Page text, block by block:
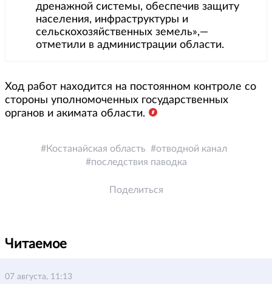
дренажной системы, обеспечив защиту
населения, инфраструктуры и
сельскохозяйственных земель»,—
отметили в администрации области.
Ход работ находится на постоянном контроле со
стороны уполномоченных государственных
органов и акимата области.
Костанайская область
отводной канал
последствия паводка
Поделиться
Читаемое
07 августа, 11:13